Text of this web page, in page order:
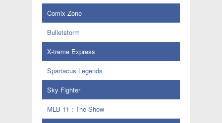
Comix Zone
Bulletstorm
X-treme Express
Spartacus Legends
Sky Fighter
MLB 11 : The Show